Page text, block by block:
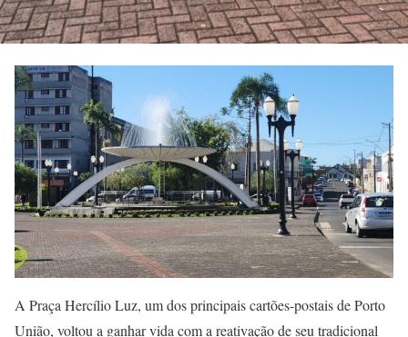
A Praça Hercílio Luz, um dos principais cartões-postais de Porto
União, voltou a ganhar vida com a reativação de seu tradicional